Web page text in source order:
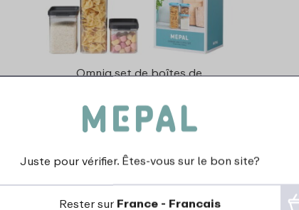
Omnia set de boîtes de
1100, 2000 ml - black
2649
Regarder Commander
Juste pour vérifier. Êtes-vous sur le bon site?
Rester sur France - Francais